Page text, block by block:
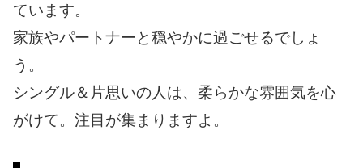
ています。
家族やパートナーと穏やかに過ごせるでしょ
う。
シングル＆片思いの人は、柔らかな雰囲気を心
がけて。注目が集まりますよ。